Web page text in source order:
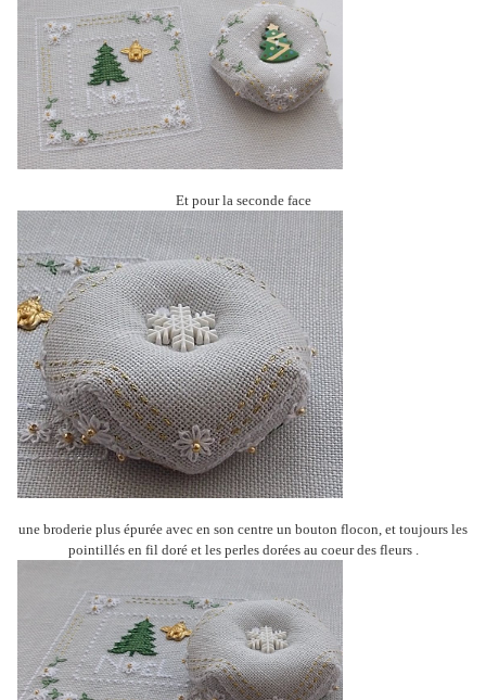
Et pour la seconde face
une broderie plus épurée avec en son centre un bouton flocon, et toujours les
pointillés en fil doré et les perles dorées au coeur des fleurs .